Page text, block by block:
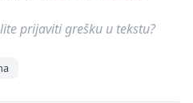
prijaviti grešku u tekstu?